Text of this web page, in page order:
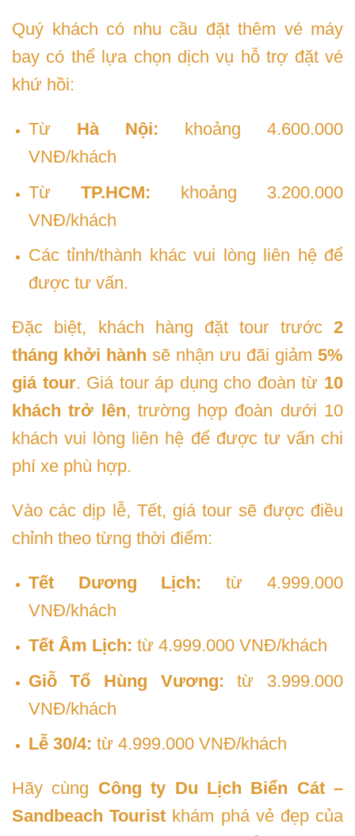
Quý khách có nhu cầu đặt thêm vé máy
bay có thể lựa chọn dịch vụ hỗ trợ đặt vé
khứ hồi:
Từ Hà Nội: khoảng 4.600.000
VNĐ/khách
Từ TP.HCM: khoảng 3.200.000
VNĐ/khách
Các tỉnh/thành khác vui lòng liên hệ để
được tư vấn.
Đặc biệt, khách hàng đặt tour trước 2
tháng khởi hành sẽ nhận ưu đãi giảm 5%
giá tour. Giá tour áp dụng cho đoàn từ 10
khách trở lên, trường hợp đoàn dưới 10
khách vui lòng liên hệ để được tư vấn chi
phí xe phù hợp.
Vào các dịp lễ, Tết, giá tour sẽ được điều
chỉnh theo từng thời điểm:
Tết Dương Lịch: từ 4.999.000
VNĐ/khách
Tết Âm Lịch: từ 4.999.000 VNĐ/khách
Giỗ Tổ Hùng Vương: từ 3.999.000
VNĐ/khách
Lễ 30/4: từ 4.999.000 VNĐ/khách
Hãy cùng Công ty Du Lịch Biển Cát –
Sandbeach Tourist khám phá vẻ đẹp của